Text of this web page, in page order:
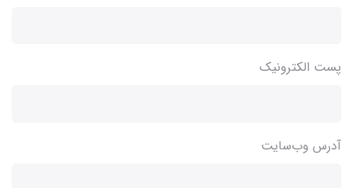
پست الکترونیک
آدرس وب‌سایت